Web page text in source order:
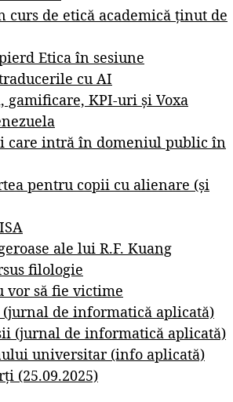
curs de etică academică ținut de
Etica în sesiune
cu AI
gamificare, KPI-uri și Voxa
care intră în domeniul public în
pentru copii cu alienare (și
ale lui R.F. Kuang
filologie
vor să fie victime
de informatică aplicată)
(jurnal de informatică aplicată)
universitar (info aplicată)
(25.09.2025)